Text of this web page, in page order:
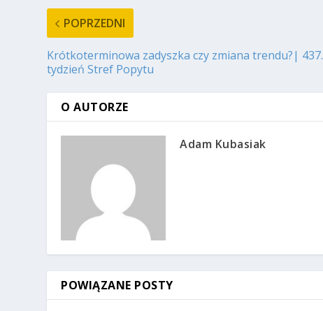
POPRZEDNI
Krótkoterminowa zadyszka czy zmiana trendu?| 437.
tydzień Stref Popytu
O AUTORZE
Adam Kubasiak
POWIĄZANE POSTY